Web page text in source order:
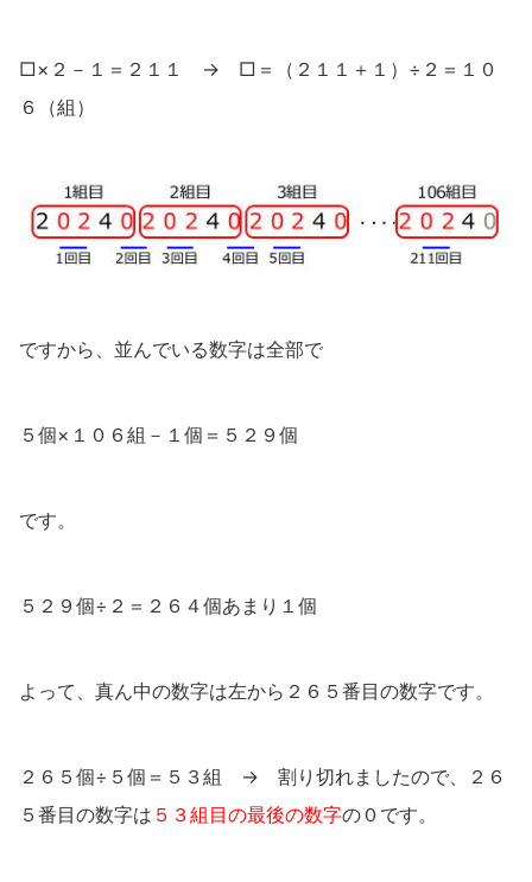
□×２－１＝２１１ → □＝（２１１＋１）÷２＝１０
６（組）
ですから、並んでいる数字は全部で
５個×１０６組－１個＝５２９個
です。
５２９個÷２＝２６４個あまり１個
よって、真ん中の数字は左から２６５番目の数字です。
２６５個÷５個＝５３組 → 割り切れましたので、２６
５番目の数字は ５３組目の最後の数字の０です。